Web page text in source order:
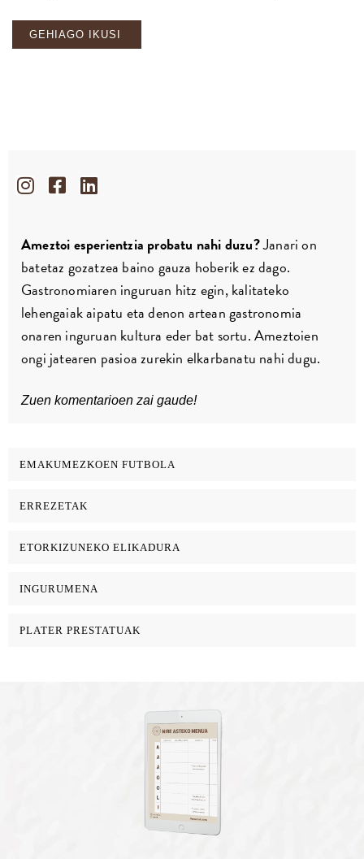
GEHIAGO IKUSI
Ameztoi esperientzia probatu nahi duzu?Janari on
batetaz gozatzea baino gauza hoberik ez dago.
Gastronomiaren inguruan hitz egin, kalitateko
lehengaiak aipatu eta denon artean gastronomia
onaren inguruan kultura eder bat sortu. Ameztoien
ongi jatearen pasioa zurekin elkarbanatu nahi dugu.
Zuen komentarioen zai gaude!
EMAKUMEZKOEN FUTBOLA
ERREZETAK
ETORKIZUNEKO ELIKADURA
INGURUMENA
PLATER PRESTATUAK